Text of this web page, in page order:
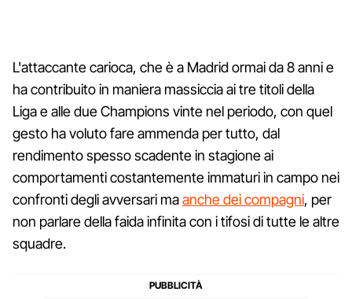
L'attaccante carioca, che è a Madrid ormai da 8 anni e
ha contribuito in maniera massiccia ai tre titoli della
Liga e alle due Champions vinte nel periodo, con quel
gesto ha voluto fare ammenda per tutto, dal
rendimento spesso scadente in stagione ai
comportamenti costantemente immaturi in campo nei
confronti degli avversari maanche dei compagni, per
non parlare della faida infinita con i tifosi di tutte le altre
squadre.